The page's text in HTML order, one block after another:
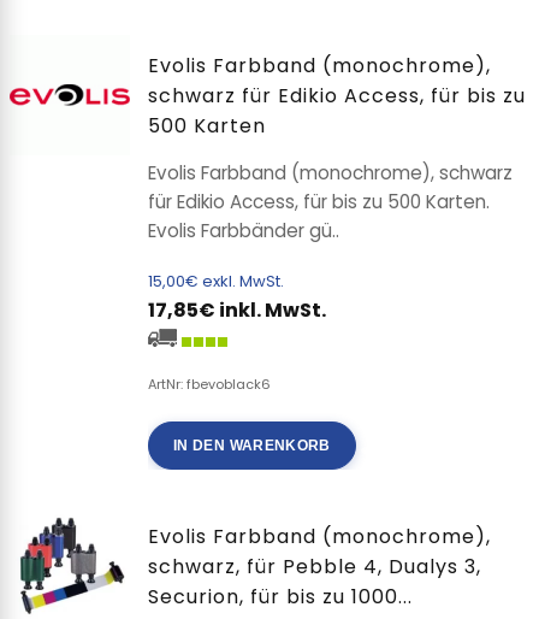
Evolis Farbband (monochrome),
schwarz für Edikio Access, für bis zu
500 Karten
Evolis Farbband (monochrome), schwarz
für Edikio Access, für bis zu 500 Karten.
Evolis Farbbänder gü..
15,00€ exkl. MwSt.
17,85€ inkl. MwSt.
ArtNr: fbevoblack6
IN DEN WARENKORB
Evolis Farbband (monochrome),
schwarz, für Pebble 4, Dualys 3,
Securion, für bis zu 1000...